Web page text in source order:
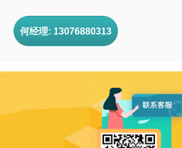
何经理: 13076880313